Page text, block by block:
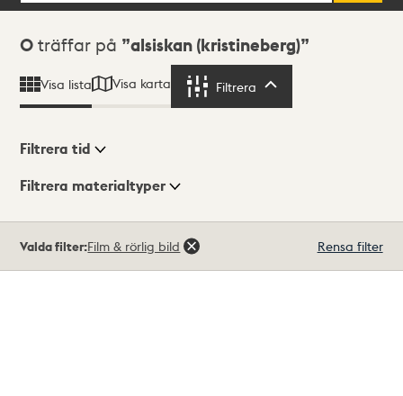
Sökresultat
0 träffar på alsiskan (kristineberg)
Visa lista Visa karta Filtrera
Visningsläge
Filtrera tid
Filtrera materialtyper
träffar
Valda filter:Film & rörlig bild Rensa filter